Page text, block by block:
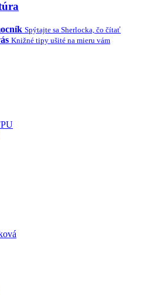
Spýtajte sa Sherlocka, čo čítať
Knižné tipy ušité na mieru vám